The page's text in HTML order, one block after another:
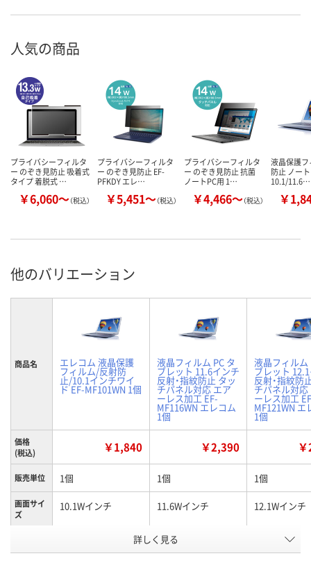
人気の商品
プライバシーフィルタ
ー のぞき見防止 吸着式
タイプ 着脱式 …
￥6,060～（税込）
プライバシーフィルタ
ー のぞき見防止 EF-
PFKDY エレ…
￥5,451～（税込）
プライバシーフィルタ
ー のぞき見防止 抗菌
ノートPC用 1…
￥4,466～（税込）
液晶保護
防止 ノー
10.1/11.6…
￥
他のバリエーション
商品名 エレコム 液晶保護
フィルム/反射防
止/10.1インチワイ
ド EF-MF101WN 1個
液晶フィルム PC タ
ブレット 11.6インチ
反射・指紋防止 タッ
チパネル対応 エア
ーレス加工 EF-
MF116WN エレコム
1個
液晶フィルム
ブレット
反射・指紋防
チパネル対応
ーレス加工
MF121WN エ
1個
価格
(税込)
￥1,840 ￥2,390
販売単位 1個 1個 1個
画面サイ
ズ
10.1Wインチ 11.6Wインチ 12.1Wインチ
WU54031 WU54029
詳しく見る